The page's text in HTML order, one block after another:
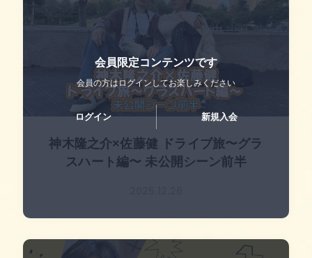
神木隆之介×佐藤健 ドライブ旅〜グラ
スハート編〜 未公開シーン前半
会員限定コンテンツです
会員の方はログインしてお楽しみください
ログイン 新規入会